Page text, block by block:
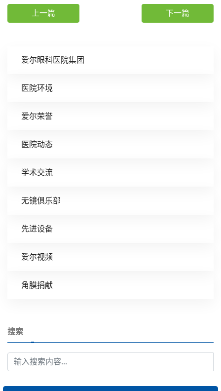
爱尔眼科医院集团
医院环境
爱尔荣誉
医院动态
学术交流
无镜俱乐部
先进设备
爱尔视频
角膜捐献
搜索
上一篇 下一篇